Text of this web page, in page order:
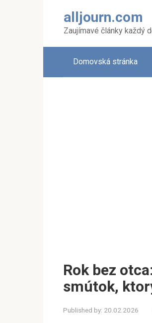
alljourn.com
Zaujímavé články každý
Domovská stránka
Rok bez
smútok,
Published by: 20.02.2026